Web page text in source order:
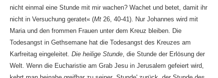
nicht einmal eine Stunde mit mir wachen? Wachet und betet, damit ihr
nicht in Versuchung geratet« (Mt 26, 40-41). Nur Johannes wird mit
Maria und den frommen Frauen unter dem Kreuz bleiben. Die
Todesangst in Gethsemane hat die Todesangst des Kreuzes am
Karfreitag eingeleitet. Die heilige Stunde , die Stunde der Erlösung der
Welt. Wenn die Eucharistie am Grab Jesu in Jerusalem gefeiert wird,